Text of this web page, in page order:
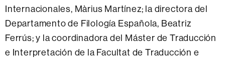
Internacionales, Màrius Martínez; la directora del
Departamento de Filología Española, Beatriz
Ferrús; y la coordinadora del Máster de Traducción
e Interpretación de la Facultat de Traducción e